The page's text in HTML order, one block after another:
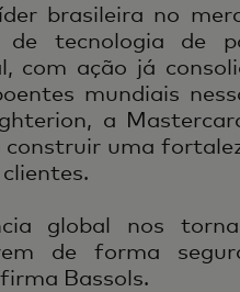
brasileira no
de tecnologia de
com ação já
mundiais
a
uma
global nos
de forma
Bassols.